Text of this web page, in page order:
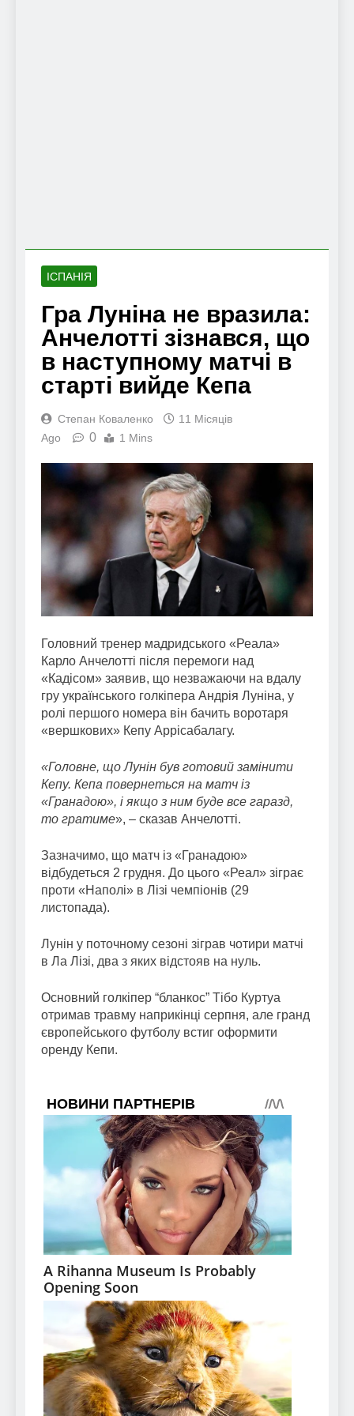
ІСПАНІЯ
Гра Луніна не вразила:
Анчелотті зізнався, що
в наступному матчі в
старті вийде Кепа
Степан Коваленко
11 Місяців
Ago
0 1 Mins
Головний тренер мадридського «Реала»
Карло Анчелотті після перемоги над
«Кадісом» заявив, що незважаючи на вдалу
гру українського голкіпера Андрія Луніна, у
ролі першого номера він бачить воротаря
«вершкових» Кепу Аррісабалагу.
«Головне, що Лунін був готовий замінити
Кепу. Кепа повернеться на матч із
«Гранадою», і якщо з ним буде все гаразд,
то гратиме», – сказав Анчелотті.
Зазначимо, що матч із «Гранадою»
відбудеться 2 грудня. До цього «Реал» зіграє
проти «Наполі» в Лізі чемпіонів (29
листопада).
Лунін у поточному сезоні зіграв чотири матчі
в Ла Лізі, два з яких відстояв на нуль.
Основний голкіпер “бланкос” Тібо Куртуа
отримав травму наприкінці серпня, але гранд
європейського футболу встиг оформити
оренду Кепи.